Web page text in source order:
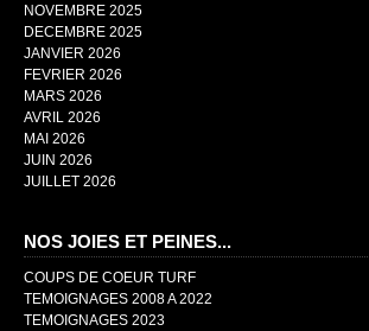
NOVEMBRE 2025
DECEMBRE 2025
JANVIER 2026
FEVRIER 2026
MARS 2026
AVRIL 2026
MAI 2026
JUIN 2026
JUILLET 2026
NOS JOIES ET PEINES...
COUPS DE COEUR TURF
TEMOIGNAGES 2008 A 2022
TEMOIGNAGES 2023